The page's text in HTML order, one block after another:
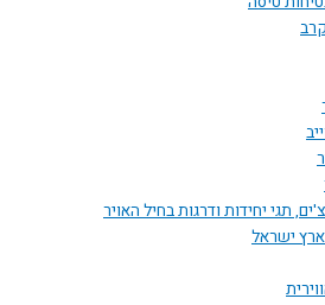
תגי יחידות ודרגות בחיל האויר
ישראל